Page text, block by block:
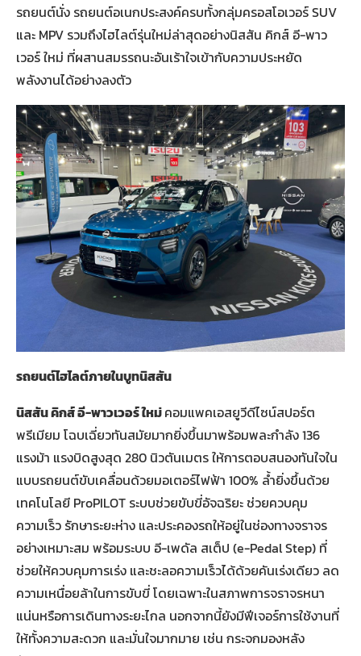
รถยนต์นั่ง รถยนต์อเนกประสงค์ครบทั้งกลุ่มครอสโอเวอร์ SUV
และ MPV รวมถึงไฮไลต์รุ่นใหม่ล่าสุดอย่างนิสสัน คิกส์ อี-พาว
เวอร์ ใหม่ ที่ผสานสมรรถนะอันเร้าใจเข้ากับความประหยัด
พลังงานได้อย่างลงตัว
รถยนต์ไฮไลต์ภายในบูทนิสสัน
นิสสัน คิกส์ อี-พาวเวอร์ ใหม่คอมแพคเอสยูวีดีไซน์สปอร์ต
พรีเมียม โฉบเฉี่ยวทันสมัยมากยิ่งขึ้นมาพร้อมพละกำลัง 136
แรงม้า แรงบิดสูงสุด 280 นิวตันเมตร ให้การตอบสนองทันใจใน
แบบรถยนต์ขับเคลื่อนด้วยมอเตอร์ไฟฟ้า 100% ล้ำยิ่งขึ้นด้วย
เทคโนโลยี ProPILOT ระบบช่วยขับขี่อัจฉริยะ ช่วยควบคุม
ความเร็ว รักษาระยะห่าง และประคองรถให้อยู่ในช่องทางจราจร
อย่างเหมาะสม พร้อมระบบ อี-เพดัล สเต็ป (e-Pedal Step) ที่
ช่วยให้ควบคุมการเร่ง และชะลอความเร็วได้ด้วยคันเร่งเดียว ลด
ความเหนื่อยล้าในการขับขี่ โดยเฉพาะในสภาพการจราจรหนา
แน่นหรือการเดินทางระยะไกล นอกจากนี้ยังมีฟีเจอร์การใช้งานที่
ให้ทั้งความสะดวก และมั่นใจมากมาย เช่น กระจกมองหลัง